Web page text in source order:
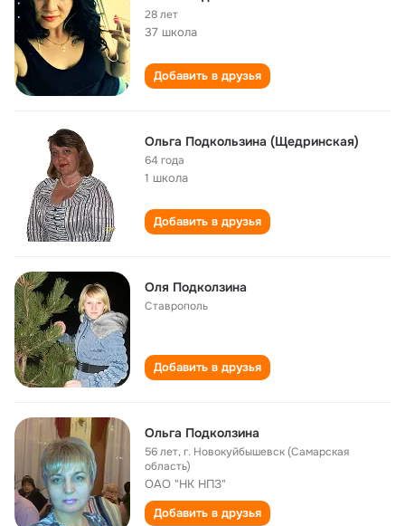
28 лет
37 школа
Добавить в друзья
Ольга Подкользина (Щедринская)
64 года
1 школа
Добавить в друзья
Оля Подколзина
Ставрополь
Добавить в друзья
Ольга Подколзина
56 лет,г. Новокуйбышевск (Самарская
область)
ОАО "НК НПЗ"
Добавить в друзья